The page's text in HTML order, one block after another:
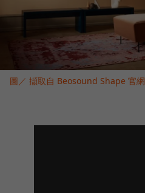
圖／ 擷取自 Beosound Shape 官網